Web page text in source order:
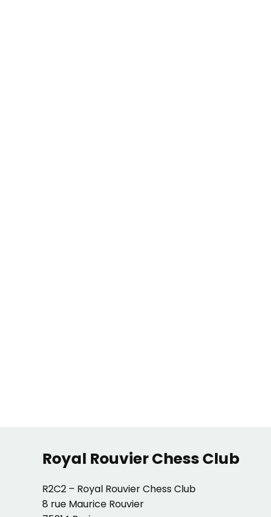
Royal Rouvier Chess Club
R2C2 – Royal Rouvier Chess Club
8 rue Maurice Rouvier